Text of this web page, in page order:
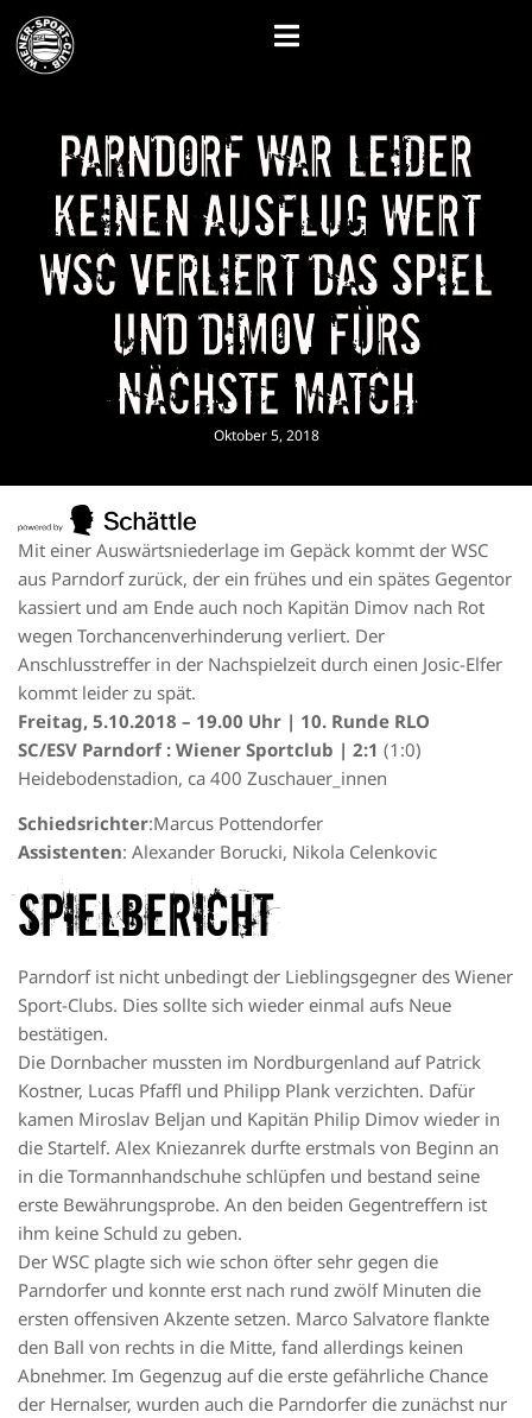
Parndorf war leider
keinen Ausflug wert
WSC verliert das Spiel
und Dimov fürs
nächste Match
Oktober 5, 2018
Mit einer Auswärtsniederlage im Gepäck kommt der WSC
aus Parndorf zurück, der ein frühes und ein spätes Gegentor
kassiert und am Ende auch noch Kapitän Dimov nach Rot
wegen Torchancenverhinderung verliert. Der
Anschlusstreffer in der Nachspielzeit durch einen Josic-Elfer
kommt leider zu spät.
Freitag, 5.10.2018 – 19.00 Uhr | 10. Runde RLO
SC/ESV Parndorf : Wiener Sportclub | 2:1 (1:0)
Heidebodenstadion, ca 400 Zuschauer_innen
Schiedsrichter:Marcus Pottendorfer
Assistenten: Alexander Borucki, Nikola Celenkovic
Spielbericht
Parndorf ist nicht unbedingt der Lieblingsgegner des Wiener
Sport-Clubs. Dies sollte sich wieder einmal aufs Neue
bestätigen.
Die Dornbacher mussten im Nordburgenland auf Patrick
Kostner, Lucas Pfaffl und Philipp Plank verzichten. Dafür
kamen Miroslav Beljan und Kapitän Philip Dimov wieder in
die Startelf. Alex Kniezanrek durfte erstmals von Beginn an
in die Tormannhandschuhe schlüpfen und bestand seine
erste Bewährungsprobe. An den beiden Gegentreffern ist
ihm keine Schuld zu geben.
Der WSC plagte sich wie schon öfter sehr gegen die
Parndorfer und konnte erst nach rund zwölf Minuten die
ersten offensiven Akzente setzen. Marco Salvatore flankte
den Ball von rechts in die Mitte, fand allerdings keinen
Abnehmer. Im Gegenzug auf die erste gefährliche Chance
der Hernalser, wurden auch die Parndorfer die zunächst nur